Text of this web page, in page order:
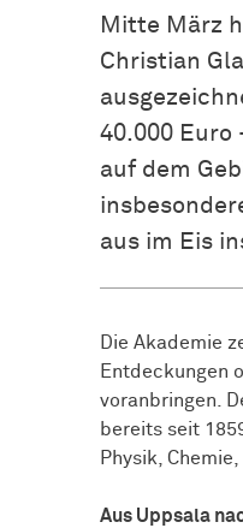
Mitte März
Christian
40.000
auf dem
aus im Eis
Die Akademie
Entdeckungen
voranbringen.
bereits seit
Physik,
Aus Uppsala